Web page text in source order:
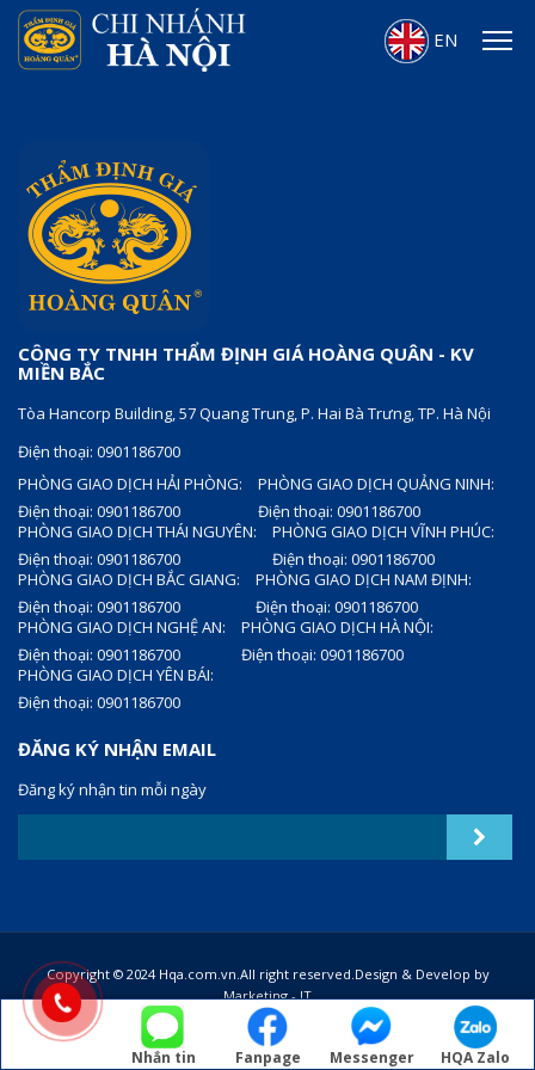
EN
CÔNG TY TNHH THẨM ĐỊNH GIÁ HOÀNG QUÂN - KV
MIỀN BẮC
Tòa Hancorp Building, 57 Quang Trung, P. Hai Bà Trưng, TP. Hà Nội
Điện thoại: 0901186700
PHÒNG GIAO DỊCH HẢI PHÒNG:
Điện thoại: 0901186700
PHÒNG GIAO DỊCH QUẢNG NINH:
Điện thoại: 0901186700
PHÒNG GIAO DỊCH THÁI NGUYÊN:
Điện thoại: 0901186700
PHÒNG GIAO DỊCH VĨNH PHÚC:
Điện thoại: 0901186700
PHÒNG GIAO DỊCH BẮC GIANG:
Điện thoại: 0901186700
PHÒNG GIAO DỊCH NAM ĐỊNH:
Điện thoại: 0901186700
PHÒNG GIAO DỊCH NGHỆ AN:
Điện thoại: 0901186700
PHÒNG GIAO DỊCH HÀ NỘI:
Điện thoại: 0901186700
PHÒNG GIAO DỊCH YÊN BÁI:
Điện thoại: 0901186700
ĐĂNG KÝ NHẬN EMAIL
Đăng ký nhận tin mỗi ngày
Copyright © 2024 Hqa.com.vn.All right reserved.Design & Develop by
Marketing - IT
HQA Zalo
Messenger
Fanpage
Nhắn tin